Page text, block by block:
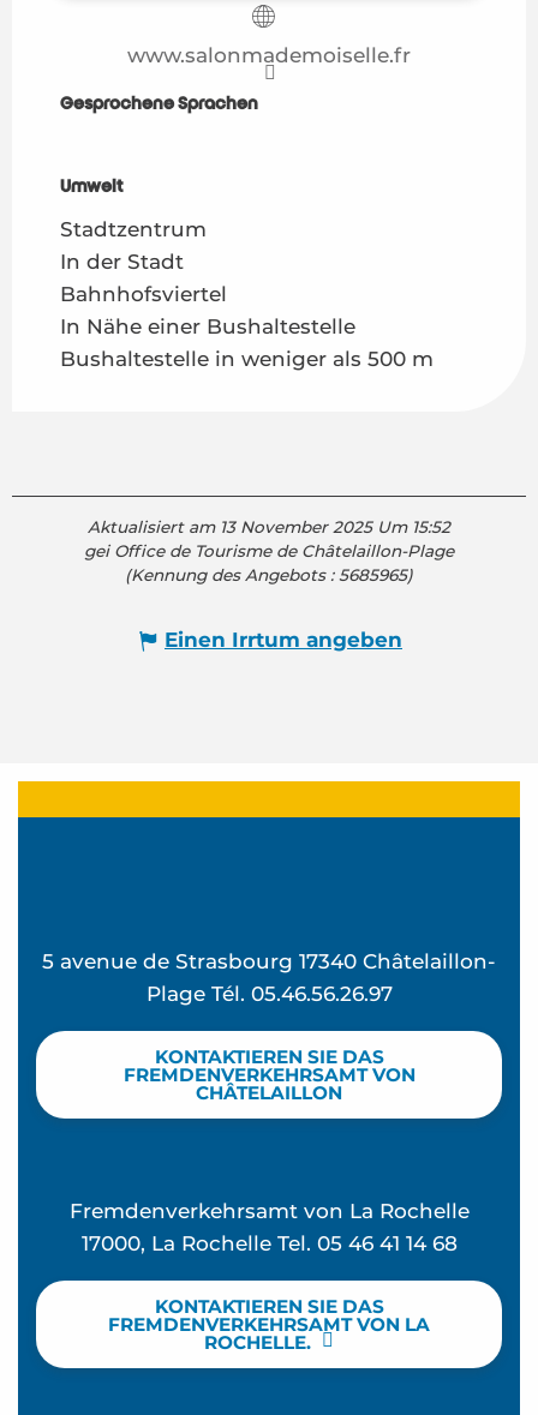
www.salonmademoiselle.fr
Gesprochene Sprachen
Gesprochene Sprachen
Umwelt
Umwelt
Stadtzentrum
In der Stadt
Bahnhofsviertel
In Nähe einer Bushaltestelle
Bushaltestelle in weniger als 500 m
Aktualisiert am 13 November 2025 Um 15:52
gei Office de Tourisme de Châtelaillon-Plage
(Kennung des Angebots :5685965)
Einen Irrtum angeben
5 avenue de Strasbourg 17340 Châtelaillon-
Plage Tél. 05.46.56.26.97
KONTAKTIEREN SIE DAS
FREMDENVERKEHRSAMT VON
CHÂTELAILLON
Fremdenverkehrsamt von La Rochelle
17000, La Rochelle Tel. 05 46 41 14 68
KONTAKTIEREN SIE DAS
FREMDENVERKEHRSAMT VON LA
ROCHELLE.